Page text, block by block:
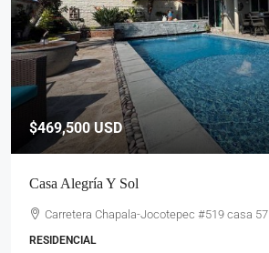
$469,500USD
Casa Alegría Y Sol
Carretera Chapala-Jocotepec #519 casa 57
RESIDENCIAL